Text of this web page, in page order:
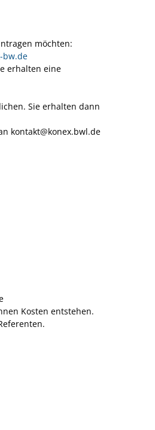
möchten:
bw.de
erhalten eine
Sie erhalten dann
kontakt@konex.bwl.de
Kosten entstehen.